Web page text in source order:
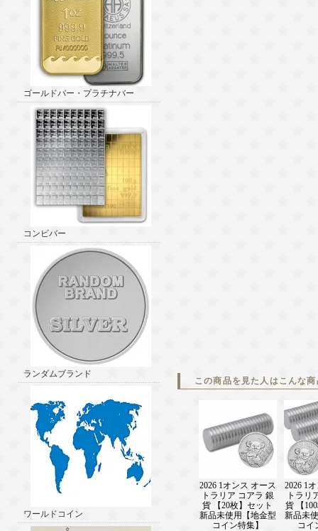
ゴールドバー・プラチナバー
コンビバー
ランダムブランド
ワールドコイン
この商品を見た人はこんな
2026 1オンス オース
トラリア コアラ 銀
貨 【20枚】セット
新品未使用【地金型
コイン特集】
2026 1
トラリ
貨 【
新品未
コイ